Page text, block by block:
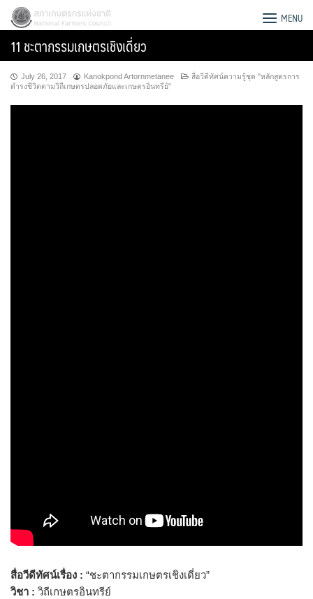
Skip
content
สภาเกษตรกรแห่งชาติ MENU
11 ชะตากรรมเกษตรเชิงเดี่ยว
July 26, 2017 Kanokpond Artornmetanee
สื่อวีดีทัศน์ความรู้ชุด "หลักสูตรการ
ดำรงชีวิตตามวิถีเกษตรปลอดภัยและเกษตรอินทรีย์"
สื่อวีดีทัศน์เรื่อง : “ชะตากรรมเกษตรเชิงเดี่ยว”
วิชา : วิถีเกษตรอินทรีย์